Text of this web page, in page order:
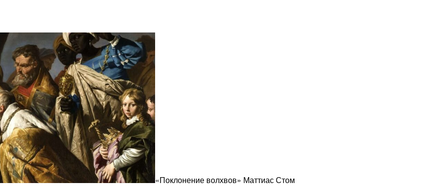
«Поклонение волхвов» Маттиас Стом